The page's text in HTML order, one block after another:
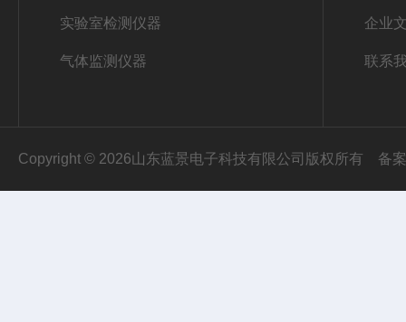
实验室检测仪器
气体监测仪器
企业
联系
Copyright © 2026山东蓝景电子科技有限公司版权所有 备